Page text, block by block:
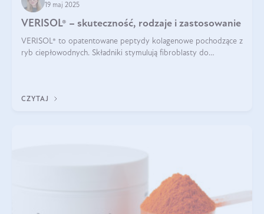
19 maj 2025
VERISOL® – skuteczność, rodzaje i zastosowanie
VERISOL® to opatentowane peptydy kolagenowe pochodzące z
ryb ciepłowodnych. Składniki stymulują fibroblasty do
CZYTAJ